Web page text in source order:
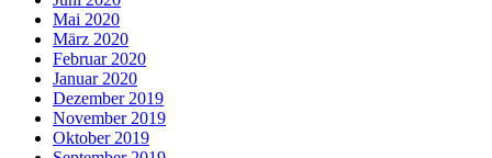
Mai 2020
März 2020
Februar 2020
Januar 2020
Dezember 2019
November 2019
Oktober 2019